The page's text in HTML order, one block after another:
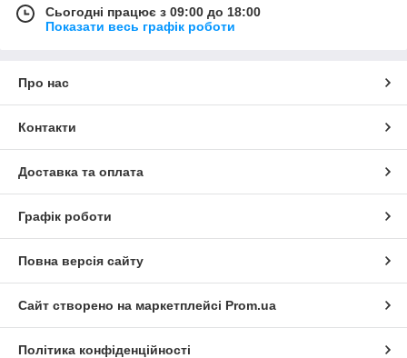
Сьогодні працює з 09:00 до 18:00
Показати весь графік роботи
Про нас
Контакти
Доставка та оплата
Графік роботи
Повна версія сайту
Сайт створено на маркетплейсі Prom.ua
Політика конфіденційності